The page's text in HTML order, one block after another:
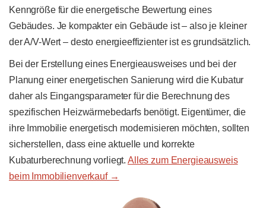
Kenngröße für die energetische Bewertung eines
Gebäudes. Je kompakter ein Gebäude ist – also je kleiner
der A/V-Wert – desto energieeffizienter ist es grundsätzlich.
Bei der Erstellung eines Energieausweises und bei der
Planung einer energetischen Sanierung wird die Kubatur
daher als Eingangsparameter für die Berechnung des
spezifischen Heizwärmebedarfs benötigt. Eigentümer, die
ihre Immobilie energetisch modernisieren möchten, sollten
sicherstellen, dass eine aktuelle und korrekte
Kubaturberechnung vorliegt. Alles zum Energieausweis
beim Immobilienverkauf →